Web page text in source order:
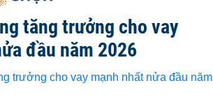
tăng trưởng cho vay
đầu năm 2026